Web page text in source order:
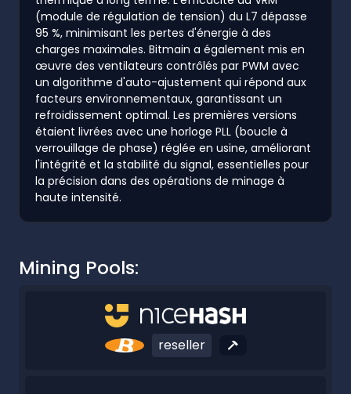
(module de régulation de tension) du L7 dépasse
95 %, minimisant les pertes d'énergie à des
charges maximales. Bitmain a également mis en
œuvre des ventilateurs contrôlés par PWM avec
un algorithme d'auto-ajustement qui répond aux
facteurs environnementaux, garantissant un
refroidissement optimal. Les premières versions
étaient livrées avec une horloge PLL (boucle à
verrouillage de phase) réglée en usine, améliorant
l'intégrité et la stabilité du signal, essentielles pour
la précision dans des opérations de minage à
haute intensité.
Mining Pools:
reseller